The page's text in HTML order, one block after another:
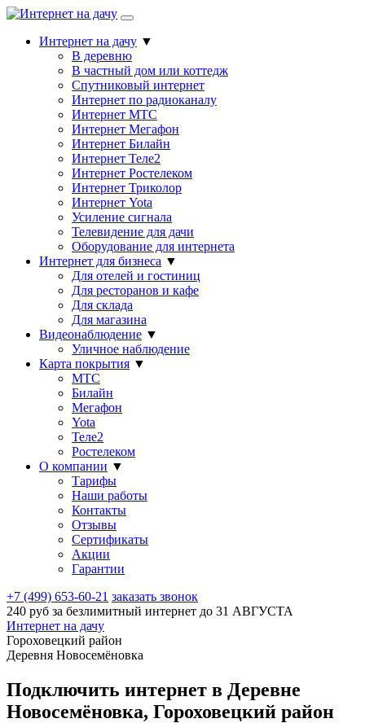
Интернет на дачу ▼
В деревню
В частный дом или коттедж
Спутниковый интернет
Интернет по радиоканалу
Интернет МТС
Интернет Мегафон
Интернет Билайн
Интернет Теле2
Интернет Ростелеком
Интернет Триколор
Интернет Yota
Усиление сигнала
Телевидение для дачи
Оборудование для интернета
Интернет для бизнеса ▼
Для отелей и гостиниц
Для ресторанов и кафе
Для склада
Для магазина
Видеонаблюдение ▼
Уличное наблюдение
Карта покрытия ▼
МТС
Билайн
Мегафон
Yota
Теле2
Ростелеком
О компании ▼
Тарифы
Наши работы
Контакты
Отзывы
Сертификаты
Акции
Гарантии
+7 (499) 653-60-21 заказать звонок
240 руб за безлимитный интернет до 31 АВГУСТА
Интернет на дачу
Гороховецкий район
Деревня Новосемёновка
Подключить интернет в Деревне
Новосемёновка, Гороховецкий район